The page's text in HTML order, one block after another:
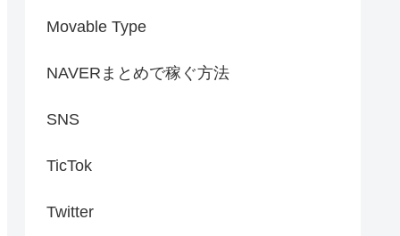
Movable Type
NAVERまとめで稼ぐ方法
SNS
TicTok
Twitter